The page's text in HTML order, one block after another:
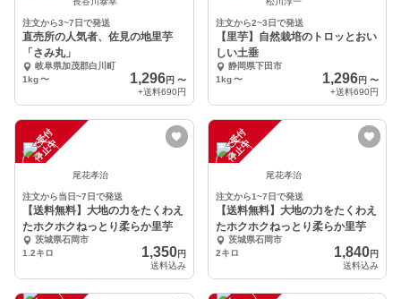
注文から3~7日で発送
直売所の人気者、佐見の地里芋
「さみ丸」
岐阜県加茂郡白川町
1kg〜 1,296円 〜
+送料690円
注文から2~3日で発送
【里芋】自然栽培のトロッとおい
しい土垂
静岡県下田市
1kg 〜 1,296円 〜
+送料690円
注
文
受
付
停
止
中
尾花孝治
注文から当日~7日で発送
【送料無料】大地の力をたくわえ
たホクホクねっとり柔らか里芋
茨城県石岡市
1.2キロ
1,350円
送料込み
注
文
受
付
停
止
中
尾花孝治
注文から1~7日で発送
【送料無料】大地の力をたくわえ
たホクホクねっとり柔らか里芋
茨城県石岡市
2キロ
1,840円
送料込み